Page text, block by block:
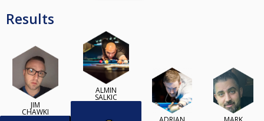
Results
JIM
CHAWKI
ALMIN
SALKIC